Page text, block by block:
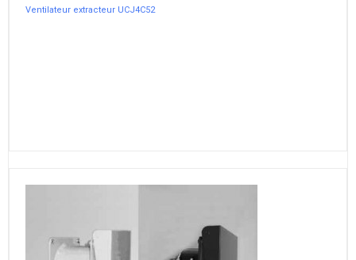
Ventilateur extracteur UCJ4C52